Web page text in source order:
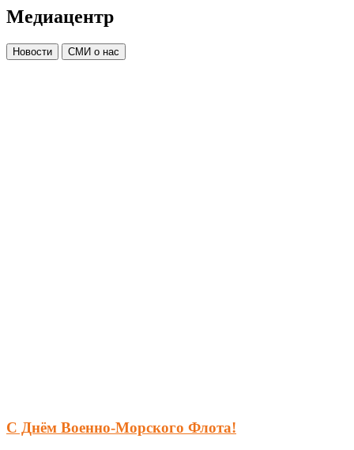
Медиацентр
Новости СМИ о нас
С Днём Военно-Морского Флота!